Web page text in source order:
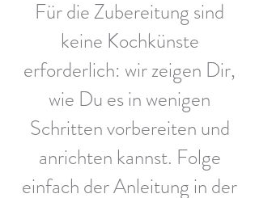
Für die Zubereitung sind
keine Kochkünste
erforderlich: wir zeigen Dir,
wie Du es in wenigen
Schritten vorbereiten und
anrichten kannst. Folge
einfach der Anleitung in der